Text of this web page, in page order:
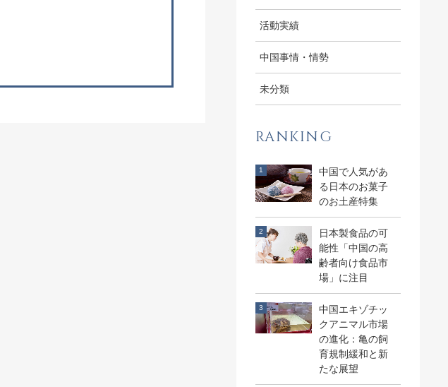
活動実績
中国事情・情勢
未分類
RANKING
中国で人気があ
る日本のお菓子
のお土産特集
日本製食品の可
能性「中国の高
齢者向け食品市
場」に注目
中国エキゾチッ
クアニマル市場
の進化：亀の飼
育規制緩和と新
たな展望